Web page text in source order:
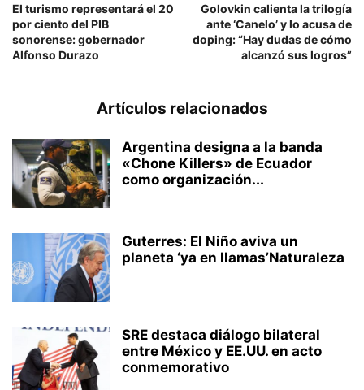
El turismo representará el 20
por ciento del PIB
sonorense: gobernador
Alfonso Durazo
Golovkin calienta la trilogía
ante ‘Canelo’ y lo acusa de
doping: “Hay dudas de cómo
alcanzó sus logros”
Artículos relacionados
Argentina designa a la banda
«Chone Killers» de Ecuador
como organización...
Guterres: El Niño aviva un
planeta ‘ya en llamas’Naturaleza
SRE destaca diálogo bilateral
entre México y EE.UU. en acto
conmemorativo